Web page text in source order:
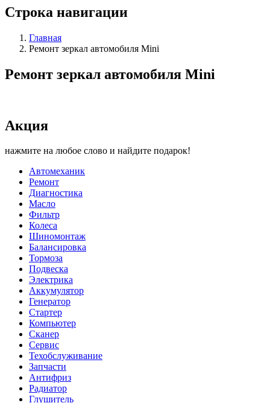
Строка навигации
Главная
Ремонт зеркал автомобиля Mini
Ремонт зеркал автомобиля Mini
Акция
нажмите на любое слово и найдите подарок!
Автомеханик
Ремонт
Диагностика
Масло
Фильтр
Колеса
Шиномонтаж
Балансировка
Тормоза
Подвеска
Электрика
Аккумулятор
Генератор
Стартер
Компьютер
Сканер
Сервис
Техобслуживание
Запчасти
Антифриз
Радиатор
Глушитель